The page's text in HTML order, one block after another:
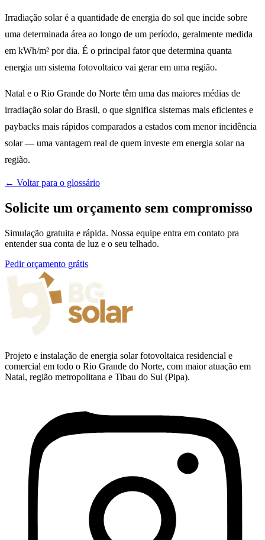
Irradiação solar é a quantidade de energia do sol que incide sobre
uma determinada área ao longo de um período, geralmente medida
em kWh/m² por dia. É o principal fator que determina quanta
energia um sistema fotovoltaico vai gerar em uma região.
Natal e o Rio Grande do Norte têm uma das maiores médias de
irradiação solar do Brasil, o que significa sistemas mais eficientes e
paybacks mais rápidos comparados a estados com menor incidência
solar — uma vantagem real de quem investe em energia solar na
região.
← Voltar para o glossário
Solicite um orçamento sem compromisso
Simulação gratuita e rápida. Nossa equipe entra em contato pra
entender sua conta de luz e o seu telhado.
Pedir orçamento grátis
Projeto e instalação de energia solar fotovoltaica residencial e
comercial em todo o Rio Grande do Norte, com maior atuação em
Natal, região metropolitana e Tibau do Sul (Pipa).